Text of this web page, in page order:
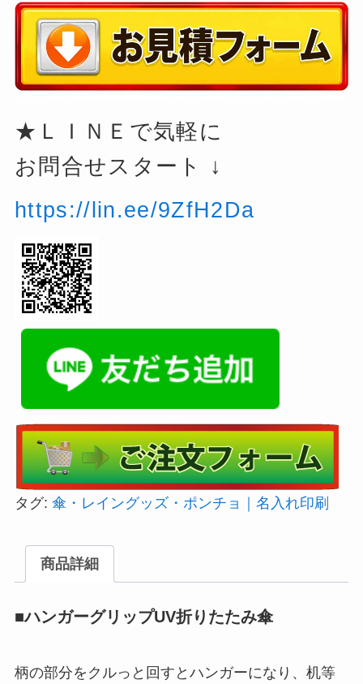
★ＬＩＮＥで気軽に
お問合せスタート ↓
https://lin.ee/9ZfH2Da
タグ: 傘・レイングッズ・ポンチョ｜名入れ印刷
商品詳細
■ハンガーグリップUV折りたたみ傘
柄の部分をクルっと回すとハンガーになり、机等